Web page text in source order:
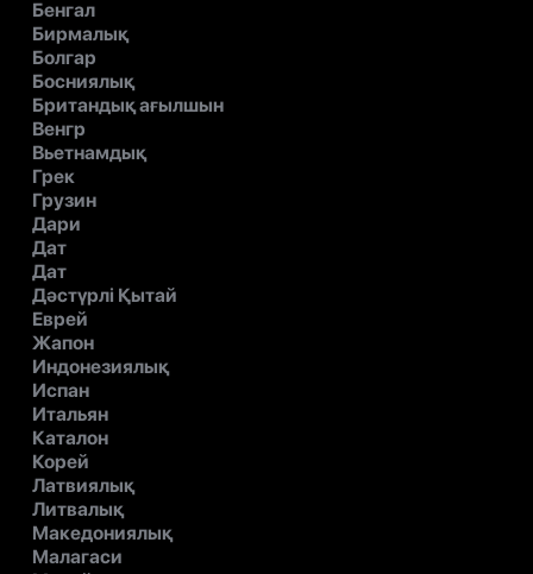
Бенгал
Бирмалық
Болгар
Босниялық
Британдық ағылшын
Венгр
Вьетнамдық
Грек
Грузин
Дари
Дат
Дат
Дәстүрлі Қытай
Еврей
Жапон
Индонезиялық
Испан
Итальян
Каталон
Корей
Латвиялық
Литвалық
Македониялық
Малагаси